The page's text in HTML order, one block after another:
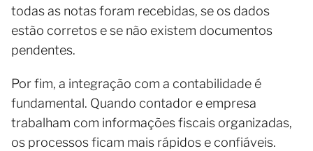
todas as notas foram recebidas, se os dados
estão corretos e se não existem documentos
pendentes.
Por fim, a integração com a contabilidade é
fundamental. Quando contador e empresa
trabalham com informações fiscais organizadas,
os processos ficam mais rápidos e confiáveis.